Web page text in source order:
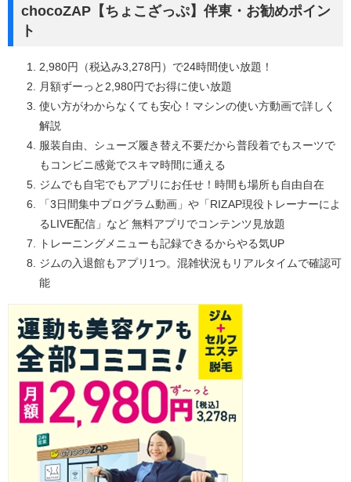
chocoZAP【ちょこざっぷ】伴東・お勧めポイン
ト
2,980円（税込み3,278円）で24時間使い放題！
月額ずーっと2,980円でお得に使い放題
使い方がわからなくても安心！マシンの使い方動画で詳しく
解説
服装自由、シューズ履き替え不要だから普段着でもスーツで
もコンビニ感覚でスキマ時間に通える
ジムでも自宅でもアプリにお任せ！時間も場所も自由自在
「3日間集中プログラム動画」や「RIZAP現役トレーナーによ
るLIVE配信」など 無料アプリでコンテンツ見放題
トレーニングメニューも記録できるからやる気UP
ジムの入退館もアプリ1つ。混雑状況もリアルタイムで確認可
能